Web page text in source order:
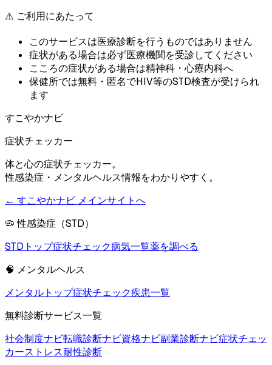
⚠️ ご利用にあたって
このサービスは医療診断を行うものではありません
症状がある場合は必ず医療機関を受診してください
こころの症状がある場合は精神科・心療内科へ
保健所では無料・匿名でHIV等のSTD検査が受けられ
ます
すこやかナビ
症状チェッカー
体と心の症状チェッカー。
性感染症・メンタルヘルス情報をわかりやすく。
← すこやかナビ メインサイトへ
🦠 性感染症（STD）
STDトップ症状チェック病気一覧薬を調べる
🧠 メンタルヘルス
メンタルトップ症状チェック疾患一覧
無料診断サービス一覧
社会制度ナビ転職診断ナビ資格ナビ副業診断ナビ症状チェッ
カーストレス耐性診断